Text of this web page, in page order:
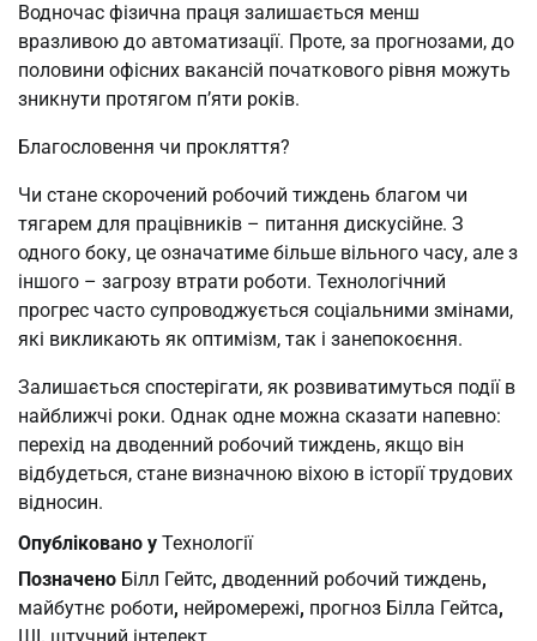
Водночас фізична праця залишається менш
вразливою до автоматизації. Проте, за прогнозами, до
половини офісних вакансій початкового рівня можуть
зникнути протягом п’яти років.
Благословення чи прокляття?
Чи стане скорочений робочий тиждень благом чи
тягарем для працівників – питання дискусійне. З
одного боку, це означатиме більше вільного часу, але з
іншого – загрозу втрати роботи. Технологічний
прогрес часто супроводжується соціальними змінами,
які викликають як оптимізм, так і занепокоєння.
Залишається спостерігати, як розвиватимуться події в
найближчі роки. Однак одне можна сказати напевно:
перехід на дводенний робочий тиждень, якщо він
відбудеться, стане визначною віхою в історії трудових
відносин.
Опубліковано у Технології
Позначено Білл Гейтс, дводенний робочий тиждень,
майбутнє роботи, нейромережі, прогноз Білла Гейтса,